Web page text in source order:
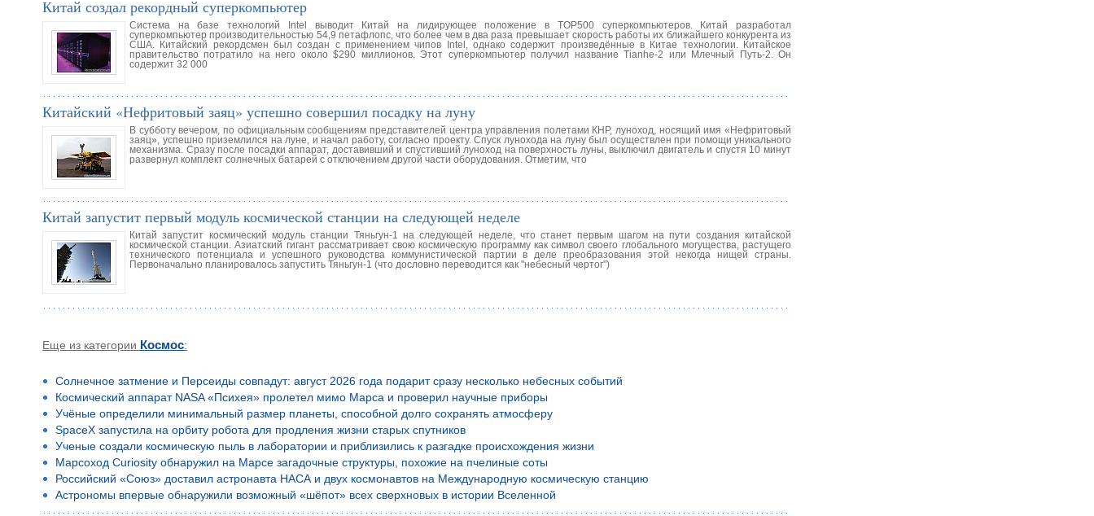
Китай создал рекордный суперкомпьютер
Система на базе технологий Intel выводит Китай на лидирующее положение в TOP500 суперкомпьютеров. Китай разработал
суперкомпьютер производительностью 54,9 петафлопс, что более чем в два раза превышает скорость работы их ближайшего конкурента из
США. Китайский рекордсмен был создан с применением чипов Intel, однако содержит произведённые в Китае технологии. Китайское
правительство потратило на него около $290 миллионов. Этот суперкомпьютер получил название Tianhe-2 или Млечный Путь-2. Он
содержит 32 000
Китайский «Нефритовый заяц» успешно совершил посадку на луну
В субботу вечером, по официальным сообщениям представителей центра управления полетами КНР, луноход, носящий имя «Нефритовый
заяц», успешно приземлился на луне, и начал работу, согласно проекту. Спуск лунохода на луну был осуществлен при помощи уникального
механизма. Сразу после посадки аппарат, доставивший и спустивший луноход на поверхность луны, выключил двигатель и спустя 10 минут
развернул комплект солнечных батарей с отключением другой части оборудования. Отметим, что
Китай запустит первый модуль космической станции на следующей неделе
Китай запустит космический модуль станции Тяньгун-1 на следующей неделе, что станет первым шагом на пути создания китайской
космической станции. Азиатский гигант рассматривает свою космическую программу как символ своего глобального могущества, растущего
технического потенциала и успешного руководства коммунистической партии в деле преобразования этой некогда нищей страны.
Первоначально планировалось запустить Тяньгун-1 (что дословно переводится как "небесный чертог")
Еще из категории Космос:
Солнечное затмение и Персеиды совпадут: август 2026 года подарит сразу несколько небесных событий
Космический аппарат NASA «Психея» пролетел мимо Марса и проверил научные приборы
Учёные определили минимальный размер планеты, способной долго сохранять атмосферу
SpaceX запустила на орбиту робота для продления жизни старых спутников
Ученые создали космическую пыль в лаборатории и приблизились к разгадке происхождения жизни
Марсоход Curiosity обнаружил на Марсе загадочные структуры, похожие на пчелиные соты
Российский «Союз» доставил астронавта НАСА и двух космонавтов на Международную космическую станцию
Астрономы впервые обнаружили возможный «шёпот» всех сверхновых в истории Вселенной